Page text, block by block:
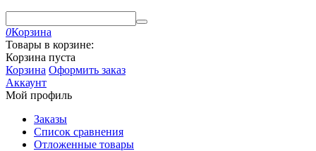
0Корзина
Товары в корзине:
Корзина пуста
Корзина Оформить заказ
Аккаунт
Мой профиль
Заказы
Список сравнения
Отложенные товары